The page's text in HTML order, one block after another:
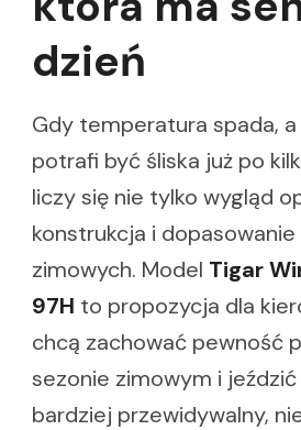
dzień
Gdy temperatura spada,
potrafi być śliska już po
liczy się nie tylko wygląd
konstrukcja i
zimowych. Model Tigar
97H to propozycja dla
chcą zachować pewność
sezonie zimowym i
bardziej przewidywalny,